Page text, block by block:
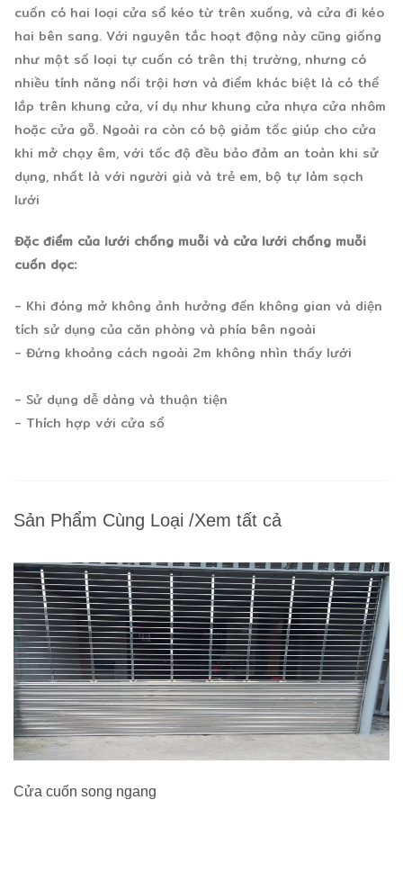
cuốn có hai loại cửa sổ kéo từ trên xuống, và cửa đi kéo
hai bên sang. Với nguyên tắc hoạt động này cũng giống
như một số loại tự cuốn có trên thị trường, nhưng có
nhiều tính năng nổi trội hơn và điểm khác biệt là có thể
lắp trên khung cửa, ví dụ như khung cửa nhựa cửa nhôm
hoặc cửa gỗ. Ngoài ra còn có bộ giảm tốc giúp cho cửa
khi mở chạy êm, với tốc độ đều bảo đảm an toàn khi sử
dụng, nhất là với người già và trẻ em, bộ tự làm sạch
lưới
Đặc điểm của lưới chống muỗi và cửa lưới chống muỗi
cuốn dọc:
- Khi đóng mở không ảnh hưởng đến không gian và diện
tích sử dụng của căn phòng và phía bên ngoài
- Đứng khoảng cách ngoài 2m không nhìn thấy lưới
- Sử dụng dễ dàng và thuận tiện
- Thích hợp với cửa sổ
Sản Phẩm Cùng Loại /Xem tất cả
Cửa cuốn song ngang